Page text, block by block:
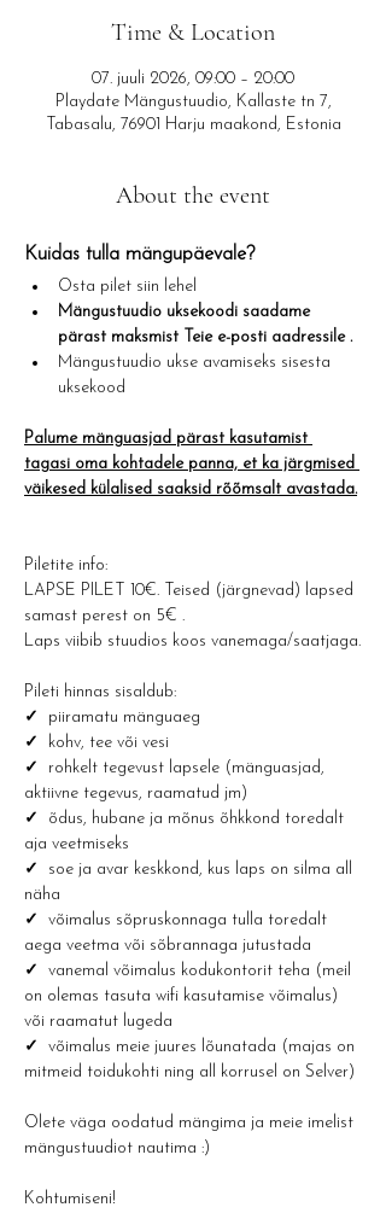
Time & Location
07. juuli 2026, 09:00 – 20:00
Playdate Mängustuudio, Kallaste tn 7,
Tabasalu, 76901 Harju maakond, Estonia
About the event
Kuidas tulla mängupäevale?​
Osta pilet siin lehel
Mängustuudio uksekoodi saadame
pärast maksmist Teie e-posti aadressile .
Mängustuudio ukse avamiseks sisesta
uksekood
Palume mänguasjad pärast kasutamist
tagasi oma kohtadele panna, et ka järgmised
väikesed külalised saaksid rõõmsalt avastada.
Piletite info:
LAPSE PILET 10€. Teised (järgnevad) lapsed
samast perest on 5€ .
Laps viibib stuudios koos vanemaga/saatjaga.
Pileti hinnas sisaldub:
✓
piiramatu mänguaeg
✓ kohv, tee või vesi
✓ rohkelt tegevust lapsele (mänguasjad,
aktiivne tegevus, raamatud jm)
✓ õdus, hubane ja mõnus õhkkond toredalt
aja veetmiseks
✓ soe ja avar keskkond, kus laps on silma all
näha
✓ võimalus sõpruskonnaga tulla toredalt
aega veetma või sõbrannaga jutustada
✓ vanemal võimalus kodukontorit teha (meil
on olemas tasuta wifi kasutamise võimalus)
või raamatut lugeda
✓ võimalus meie juures lõunatada (majas on
mitmeid toidukohti ning all korrusel on Selver)
Olete väga oodatud mängima ja meie imelist
mängustuudiot nautima :)
Kohtumiseni!